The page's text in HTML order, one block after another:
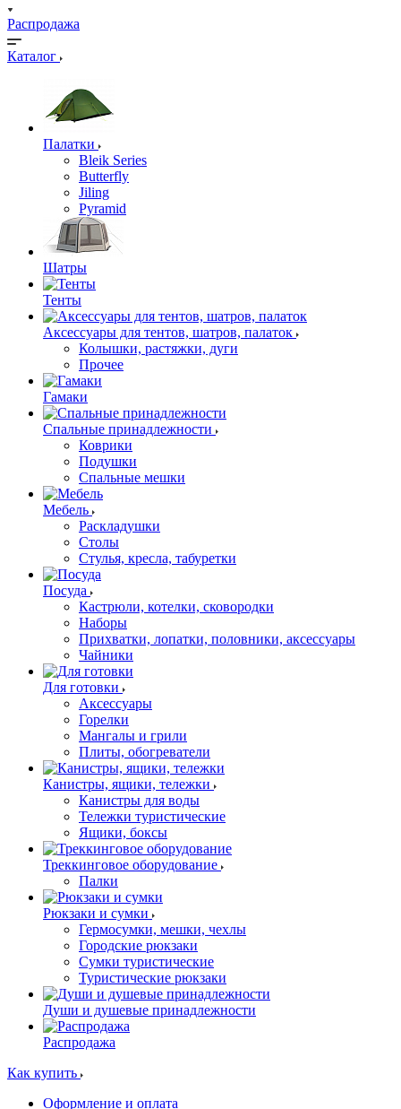
Распродажа
Каталог
Палатки
Bleik Series
Butterfly
Jiling
Pyramid
Шатры
Тенты
Аксессуары для тентов, шатров, палаток
Колышки, растяжки, дуги
Прочее
Гамаки
Спальные принадлежности
Коврики
Подушки
Спальные мешки
Мебель
Раскладушки
Столы
Стулья, кресла, табуретки
Посуда
Кастрюли, котелки, сковородки
Наборы
Прихватки, лопатки, половники, аксессуары
Чайники
Для готовки
Аксессуары
Горелки
Мангалы и грили
Плиты, обогреватели
Канистры, ящики, тележки
Канистры для воды
Тележки туристические
Ящики, боксы
Треккинговое оборудование
Палки
Рюкзаки и сумки
Гермосумки, мешки, чехлы
Городские рюкзаки
Сумки туристические
Туристические рюкзаки
Души и душевые принадлежности
Распродажа
Как купить
Оформление и оплата